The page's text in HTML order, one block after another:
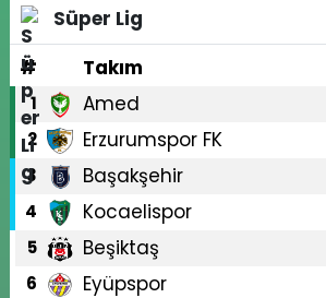
Süper Lig
#
Takım
1 Amed
2 Erzurumspor FK
3 Başakşehir
4 Kocaelispor
5 Beşiktaş
6 Eyüpspor